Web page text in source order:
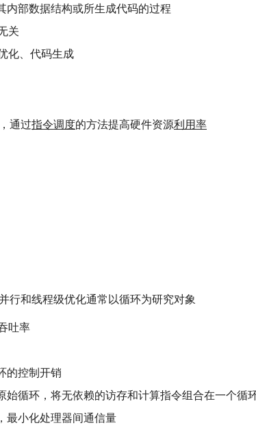
内部数据结构或所生成代码的过程
关
化、代码生成
通过指令调度的方法提高硬件资源利用率
行和线程级优化通常以循环为研究对象
吐率
的控制开销
始循环，将无依赖的访存和计算指令组合在一个循
最小化处理器间通信量